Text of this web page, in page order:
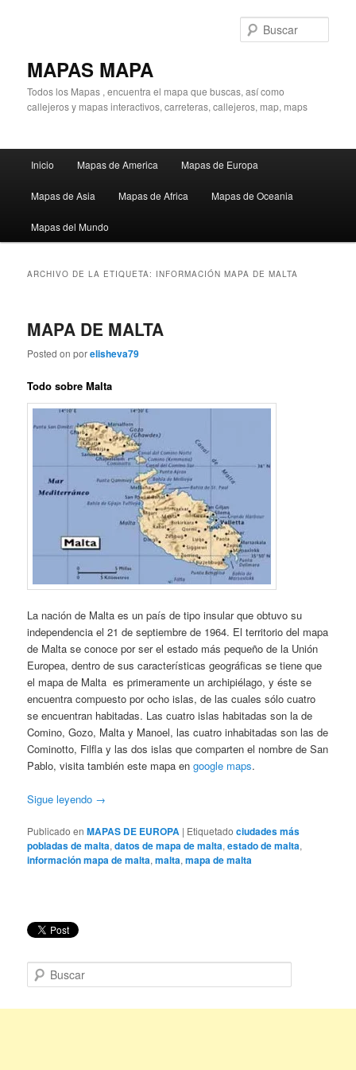
MAPAS MAPA
Todos los Mapas , encuentra el mapa que buscas, así como
callejeros y mapas interactivos, carreteras, callejeros, map, maps
principal
Inicio Mapas de America Mapas de Europa
Mapas de Asia Mapas de Africa Mapas de Oceania
Mapas del Mundo
ARCHIVO DE LA ETIQUETA: INFORMACIÓN MAPA DE MALTA
MAPA DE MALTA
Posted onporelisheva79
Todo sobre Malta
La nación de Malta es un país de tipo insular que obtuvo su
independencia el 21 de septiembre de 1964. El territorio del mapa
de Malta se conoce por ser el estado más pequeño de la Unión
Europea, dentro de sus características geográficas se tiene que
el mapa de Malta es primeramente un archipiélago, y éste se
encuentra compuesto por ocho islas, de las cuales sólo cuatro
se encuentran habitadas. Las cuatro islas habitadas son la de
Comino, Gozo, Malta y Manoel, las cuatro inhabitadas son las de
Cominotto, Filfla y las dos islas que comparten el nombre de San
Pablo, visita también este mapa engoogle maps.
Sigue leyendo →
Publicado en MAPAS DE EUROPA | Etiquetado ciudades más
pobladas de malta,datos de mapa de malta,estado de malta,
información mapa de malta,malta,mapa de malta
u